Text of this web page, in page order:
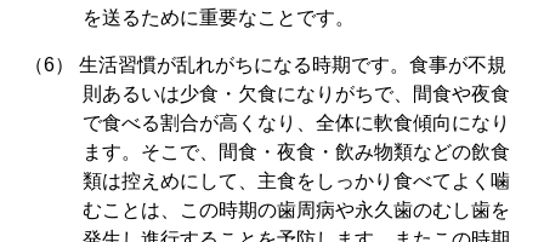
を送るために重要なことです。
生活習慣が乱れがちになる時期です。食事が不規
則あるいは少食・欠食になりがちで、間食や夜食
で食べる割合が高くなり、全体に軟食傾向になり
ます。そこで、間食・夜食・飲み物類などの飲食
類は控えめにして、主食をしっかり食べてよく噛
むことは、この時期の歯周病や永久歯のむし歯を